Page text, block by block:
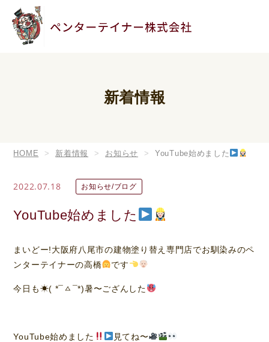
新着情報
HOME 新着情報 お知らせ YouTube始めました
2022.07.18 お知らせ/ブログ
YouTube始めました
まいどー!大阪府八尾市の建物塗り替え専門店でお馴染みのペ
ンターテイナーの高橋
です
今日も☀( *¯ㅿ¯*)暑〜ござんした
YouTube始めました 見てね〜